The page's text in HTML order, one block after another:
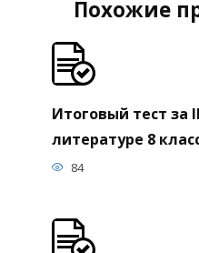
Похожие
Итоговый тест за
литературе 8
84